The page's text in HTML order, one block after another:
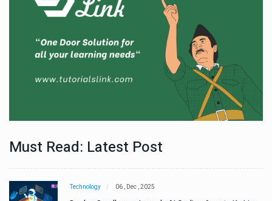
Must Read: Latest Post
Technology 06 , Dec , 2025